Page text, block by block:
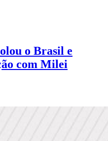
o Brasil e
com Milei